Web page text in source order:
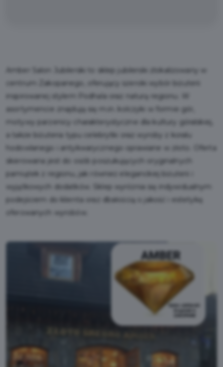
Amber Salon Jubilerski to sklep jubilerski zlokalizowany w
centrum Zakopanego, oferujący szeroki wybór biżuterii
inspirowanej stylem Podhala oraz naturą regionu. W
asortymencie znajdują się m.in. kolczyki w formie gór,
motywy parzenicy charakterystyczne dla kultury góralskiej,
a także biżuteria typu celebrytki oraz wyroby z koralu
hodowlanego i antykwarycznego oprawiane w złoto. Oferta
skierowana jest do osób poszukujących oryginalnych
pamiątek z regionu, jak również eleganckiej biżuterii i
wyjątkowych dodatków. Sklep wyróżnia się indywidualnym
podejściem do klienta oraz dbałością o jakość i estetykę
oferowanych wyrobów.